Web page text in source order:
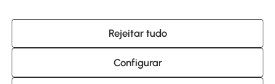
+34 931 294 512 (Seg-Sex das 7:30 às 16:30h)
info@aosom.pt
C/ Roc Gros, nº 15. 08550 Els Hostalets de Balenyà (Barcelona),
Espanha
Rejeitar tudo
Configurar